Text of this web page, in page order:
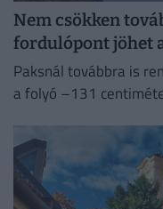
Nem csökken
fordulópont jöhet
Paksnál továbbra is
a folyó –131